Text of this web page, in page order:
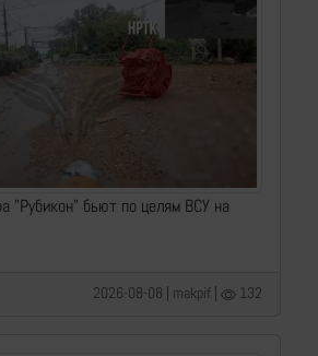
"Рубикон" бьют по целям ВСУ на
2026-08-08 | makpif | 132